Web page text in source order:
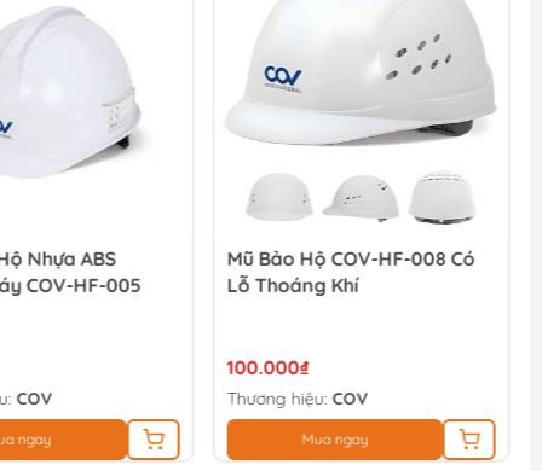
Nhựa ABS
COV-HF-005
COV
ngay
Mũ Bảo Hộ COV-HF-008 Có
Lỗ Thoáng Khí
100.000₫
Thương hiệu:COV
Mua ngay